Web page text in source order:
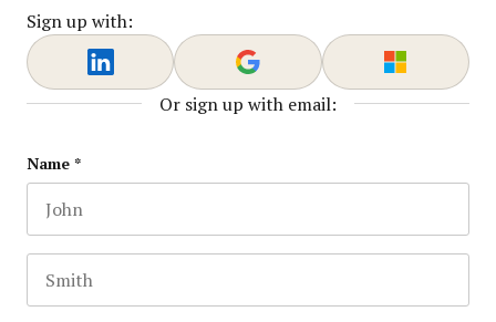
Sign up with:
Or sign up with email:
Email
This field is for validation purposes and should be left
Name*